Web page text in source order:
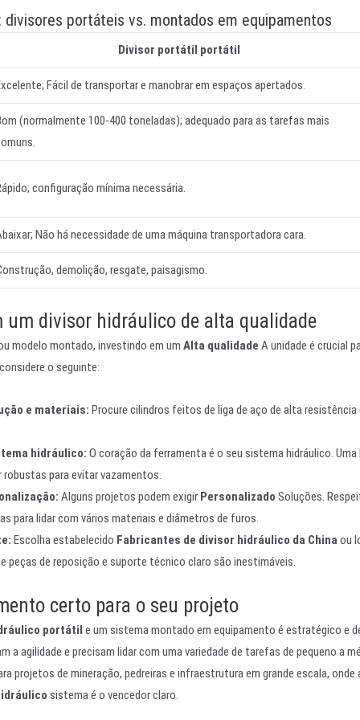
divisores portáteis vs. montados em equipamentos
Divisor portátil portátil
Fácil de transportar e manobrar em espaços apertados.
(normalmente 100-400 toneladas); adequado para as tarefas mais
configuração mínima necessária.
Não há necessidade de uma máquina transportadora cara.
demolição, resgate, paisagismo.
um divisor hidráulico de alta qualidade
modelo montado, investindo em um Alta qualidade A unidade é crucial
o seguinte:
e materiais: Procure cilindros feitos de liga de aço de alta
hidráulico: O coração da ferramenta é o seu sistema hidráulico.
robustas para evitar vazamentos.
Alguns projetos podem exigir Personalizado Soluções.
para lidar com vários materiais e diâmetros de furos.
Escolha estabelecido Fabricantes de divisor hidráulico da Chinaou
peças de reposição e suporte técnico claro são inestimáveis.
certo para o seu projeto
portátil e um sistema montado em equipamento é estratégico e
a agilidade e precisam lidar com uma variedade de tarefas de pequeno a
projetos de mineração, pedreiras e infraestrutura em grande escala,
sistema é o vencedor claro.